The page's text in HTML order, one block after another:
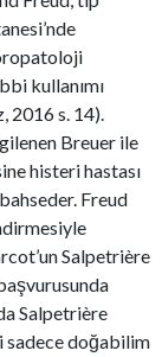
kullanımı
2016 s. 14).
Breuer ile
histeri hastası
Freud
Salpetrière
Salpetrière
sadece doğabilim